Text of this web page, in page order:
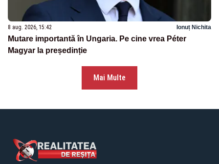
8 aug. 2026, 15:42 Ionuț Nichita
Mutare importantă în Ungaria. Pe cine vrea Péter
Magyar la președinție
Mai Multe